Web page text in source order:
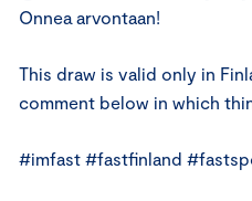
Onnea arvontaan!
This draw is valid only in
comment below in which
#imfast #fastfinland